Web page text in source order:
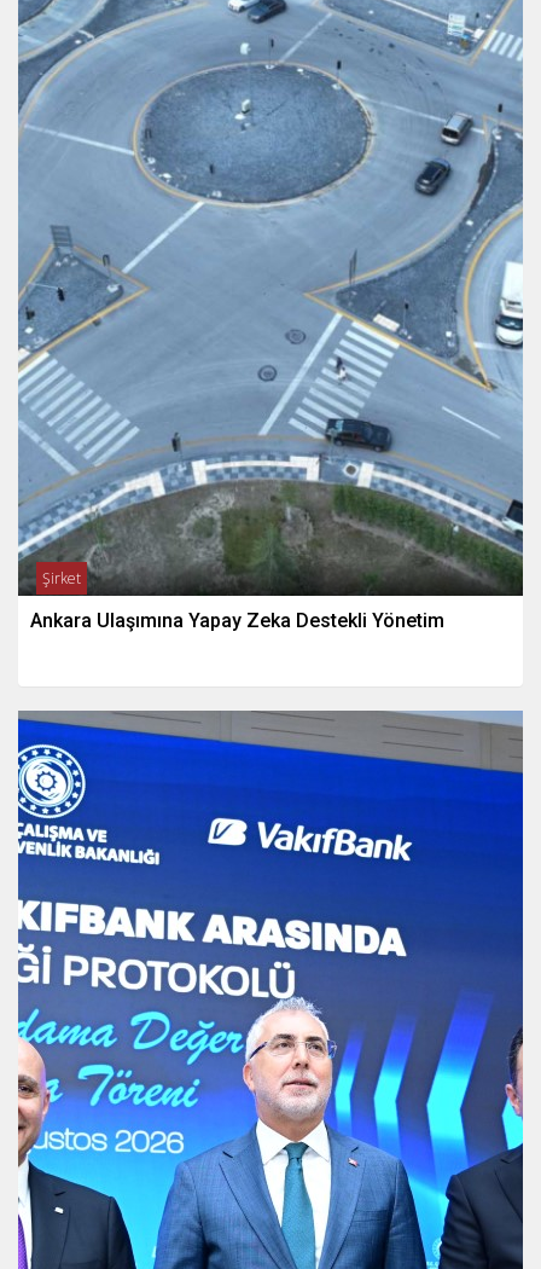
Şirket
Ankara Ulaşımına Yapay Zeka Destekli Yönetim